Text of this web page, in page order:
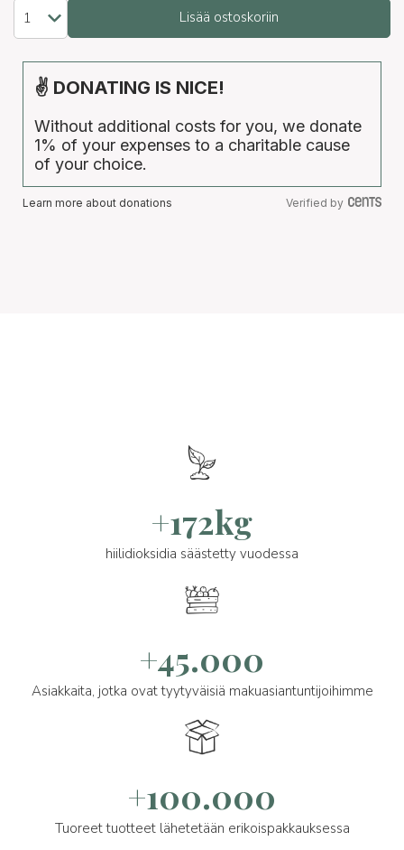
Lisää ostoskoriin
✌ DONATING IS NICE!
Without additional costs for you, we donate
1% of your expenses to a charitable cause
of your choice.
Learn more about donations Verified by
+172kg
hiilidioksidia säästetty vuodessa
+45.000
Asiakkaita, jotka ovat tyytyväisiä makuasiantuntijoihimme
+100.000
Tuoreet tuotteet lähetetään erikoispakkauksessa